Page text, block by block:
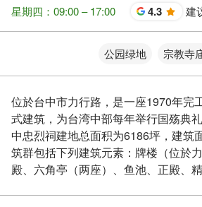
星期四：09:00 – 17:00 4.3 星 建
公园绿地 宗教寺
位於台中市力行路，是一座1970年完
式建筑，为台湾中部每年举行国殇典
中忠烈祠建地总面积为6186坪，建筑
筑群包括下列建筑元素：牌楼（位於
殿、六角亭（两座）、鱼池、正殿、精